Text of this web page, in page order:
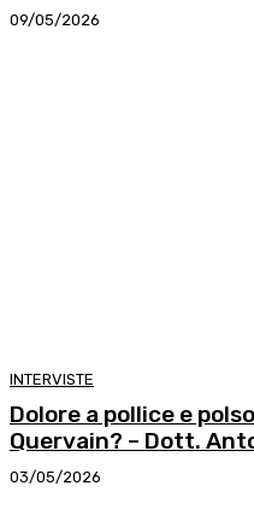
09/05/2026
INTERVISTE
Dolore a pollice e
Quervain? – Dott.
03/05/2026